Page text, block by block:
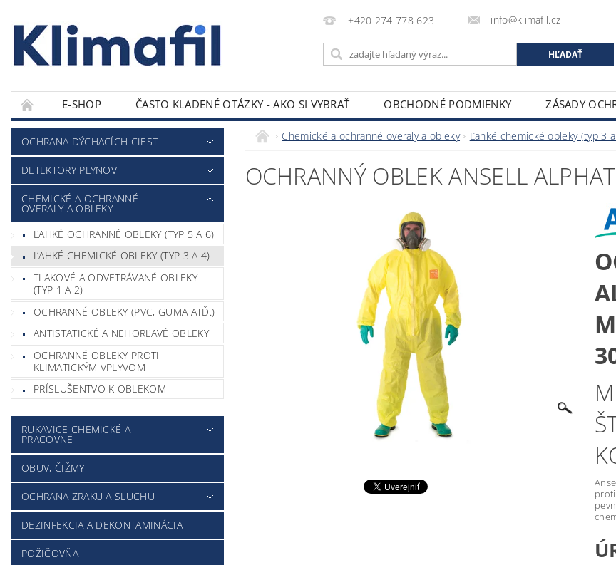
+420 274 778 623 info@klimafil.cz
E-SHOP ČASTO KLADENÉ OTÁZKY - AKO SI VYBRAŤ OBCHODNÉ PODMIENKY ZÁSADY
KONTAKTY
OCHRANA DÝCHACÍCH CIEST
DETEKTORY PLYNOV
CHEMICKÉ A OCHRANNÉ
OVERALY A OBLEKY
ĽAHKÉ OCHRANNÉ OBLEKY (TYP 5 A 6)
ĽAHKÉ CHEMICKÉ OBLEKY (TYP 3 A 4)
TLAKOVÉ A ODVETRÁVANÉ OBLEKY
(TYP 1 A 2)
OCHRANNÉ OBLEKY (PVC, GUMA ATĎ.)
ANTISTATICKÉ A NEHORĽAVÉ OBLEKY
OCHRANNÉ OBLEKY PROTI
KLIMATICKÝM VPLYVOM
PRÍSLUŠENTVO K OBLEKOM
RUKAVICE CHEMICKÉ A
PRACOVNÉ
OBUV, ČIŽMY
OCHRANA ZRAKU A SLUCHU
DEZINFEKCIA A DEKONTAMINÁCIA
POŽIČOVŇA
Chemické a ochranné overaly a obleky Ľahké chemické obleky (typ 3
OCHRANNÝ OBLEK ANSELL